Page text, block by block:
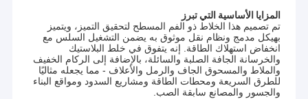
المزايا الأساسية التي تبرز
تم تصميم هذا الخلاط ذو الفم المسطح لتحقيق التميز، ويتميز
بهيكل مدمج ونظام نقل موثوق به يضمن التشغيل السلس مع
انخفاض استهلاك الطاقة. إنه يتفوق في خلط البلاستيك
والخرسانة الجافة الصلبة والسائلة، بالإضافة إلى الركام الخفيف
والملاط والمسحوق الجاف والرمل والأعلاف - مما يجعله مثاليًا
للطرق السريعة ومحطات الطاقة ومشاريع السدود ومواقع البناء
والجسور والمصانع سابقة الصب.